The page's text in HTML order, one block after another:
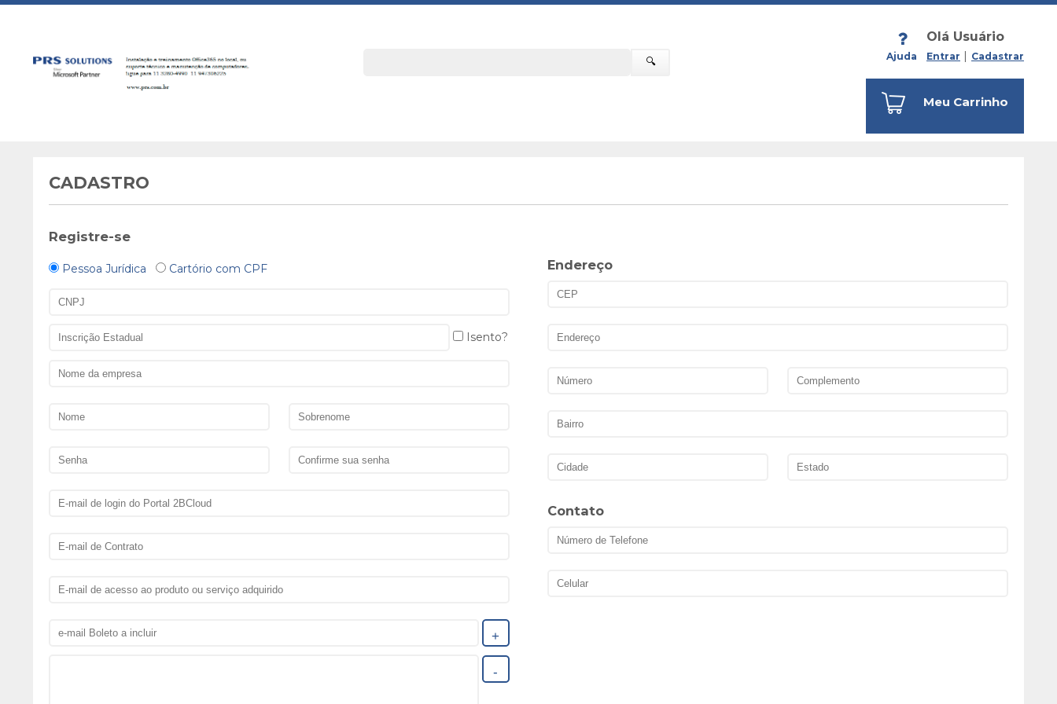
🔍 Ajuda
Olá Usuário
Entrar Cadastrar
Meu Carrinho
CADASTRO
Registre-se
Pessoa Jurídica Cartório com CPF
Isento?
Endereço
Contato